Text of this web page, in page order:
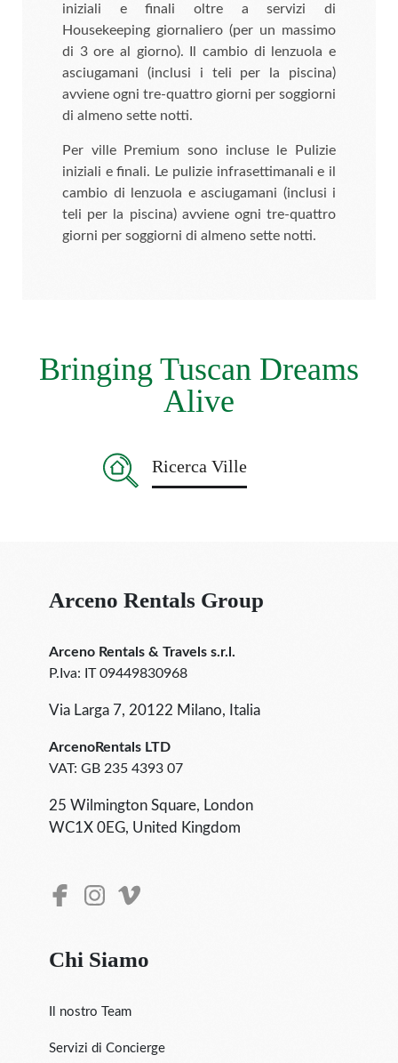
iniziali e finali oltre a servizi di
Housekeeping giornaliero (per un massimo
di 3 ore al giorno). Il cambio di lenzuola e
asciugamani (inclusi i teli per la piscina)
avviene ogni tre-quattro giorni per soggiorni
di almeno sette notti.
Per ville Premium sono incluse le Pulizie
iniziali e finali. Le pulizie infrasettimanali e il
cambio di lenzuola e asciugamani (inclusi i
teli per la piscina) avviene ogni tre-quattro
giorni per soggiorni di almeno sette notti.
Bringing Tuscan Dreams
Alive
Ricerca Ville
Arceno Rentals Group
Arceno Rentals & Travels s.r.l.
P.Iva: IT 09449830968
Via Larga 7, 20122 Milano, Italia
ArcenoRentals LTD
VAT: GB 235 4393 07
25 Wilmington Square, London
WC1X 0EG, United Kingdom
Chi Siamo
Il nostro Team
Servizi di Concierge